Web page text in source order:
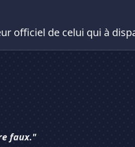
officiel de celui qui à
faux."